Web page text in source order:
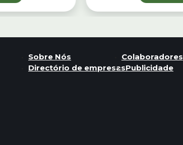
Sobre Nós Colaboradores
Directório de empresasPublicidade